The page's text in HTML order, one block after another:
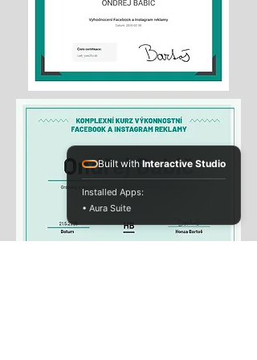
Built with Interactive Studio
Installed Apps:
• Aura Suite